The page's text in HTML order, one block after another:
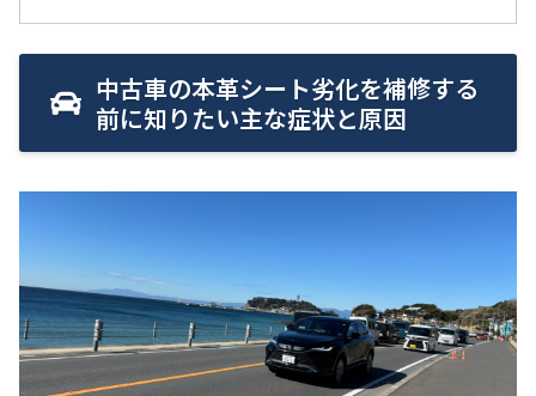
中古車の本革シート劣化を補修する
前に知りたい主な症状と原因